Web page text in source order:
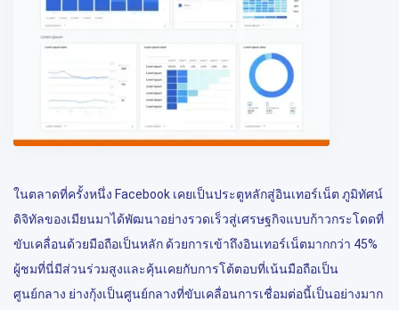
ในตลาดที่ครั้งหนึ่ง Facebook เคยเป็นประตูหลักสู่อินเทอร์เน็ต ภูมิทัศน์
ดิจิทัลของเมียนมาได้พัฒนาอย่างรวดเร็วสู่เศรษฐกิจแบบก้าวกระโดดที่
ขับเคลื่อนด้วยมือถือเป็นหลัก ด้วยการเข้าถึงอินเทอร์เน็ตมากกว่า 45%
ผู้ชมที่นี่มีส่วนร่วมสูงและคุ้นเคยกับการโต้ตอบที่เน้นมือถือเป็น
ศูนย์กลาง ย่างกุ้งเป็นศูนย์กลางที่ขับเคลื่อนการเชื่อมต่อนี้เป็นอย่างมาก